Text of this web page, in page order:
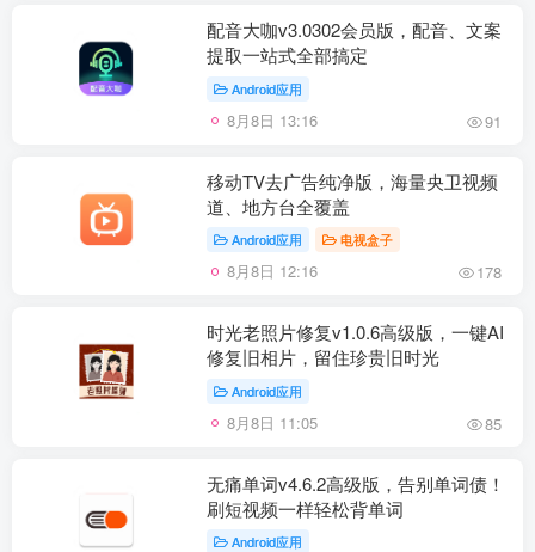
配音大咖v3.0302会员版，配音、文案
提取一站式全部搞定
Android应用
8月8日 13:16 91
移动TV去广告纯净版，海量央卫视频
道、地方台全覆盖
Android应用 电视盒子
8月8日 12:16 178
时光老照片修复v1.0.6高级版，一键AI
修复旧相片，留住珍贵旧时光
Android应用
8月8日 11:05 85
无痛单词v4.6.2高级版，告别单词债！
刷短视频一样轻松背单词
Android应用